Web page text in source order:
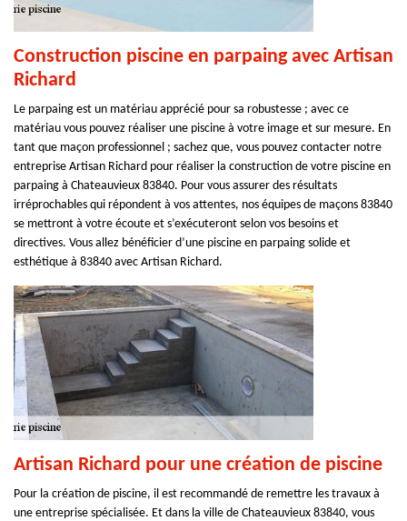
Construction piscine en parpaing avec Artisan
Richard
Le parpaing est un matériau apprécié pour sa robustesse ; avec ce
matériau vous pouvez réaliser une piscine à votre image et sur mesure. En
tant que maçon professionnel ; sachez que, vous pouvez contacter notre
entreprise Artisan Richard pour réaliser la construction de votre piscine en
parpaing à Chateauvieux 83840. Pour vous assurer des résultats
irréprochables qui répondent à vos attentes, nos équipes de maçons 83840
se mettront à votre écoute et s’exécuteront selon vos besoins et
directives. Vous allez bénéficier d’une piscine en parpaing solide et
esthétique à 83840 avec Artisan Richard.
Artisan Richard pour une création de piscine
Pour la création de piscine, il est recommandé de remettre les travaux à
une entreprise spécialisée. Et dans la ville de Chateauvieux 83840, vous